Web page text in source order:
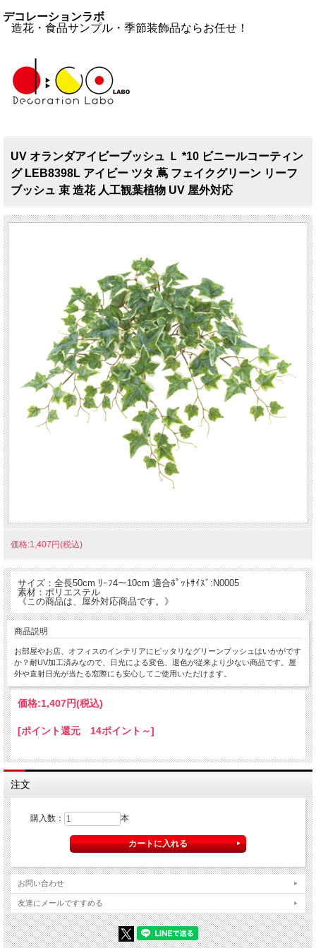
デコレーションラボ
造花・食品サンプル・季節装飾品ならお任せ！
UV オランダアイビーブッシュ Ｌ *10 ビニールコーティン
グ LEB8398L アイビー ツタ 蔦 フェイクグリーン リーフ
ブッシュ 束 造花 人工観葉植物 UV 屋外対応
価格:1,407円(税込)
サイズ：全長50cm ﾘｰﾌ4～10cm 適合ﾎﾟｯﾄｻｲｽﾞ:N0005
素材：ポリエステル
《この商品は、屋外対応商品です。》
商品説明
お部屋やお店、オフィスのインテリアにピッタリなグリーンブッシュはいかがです
か？耐UV加工済みなので、日光による変色、退色が従来より少ない商品です。屋
外や直射日光が当たる窓際にも安心してご使用いただけます。
価格:1,407円(税込)
[ポイント還元 14ポイント～]
注文
購入数： 本
お問い合わせ
友達にメールですすめる